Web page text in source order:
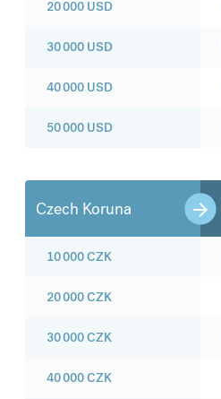
20 000 USD
30 000 USD
40 000 USD
50 000 USD
Czech Koruna
10 000CZK
20 000CZK
30 000CZK
40 000CZK